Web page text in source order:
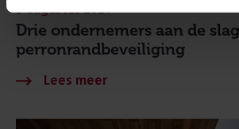
Drie ondernemers aan de
perronrandbeveiliging
3 augustus 2021